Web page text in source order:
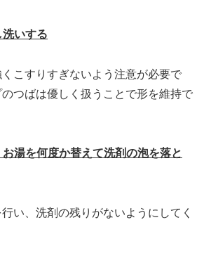
いする
こすりすぎないよう注意が必要で
つばは優しく扱うことで形を維持で
湯を何度か替えて洗剤の泡を落と
い、洗剤の残りがないようにしてく